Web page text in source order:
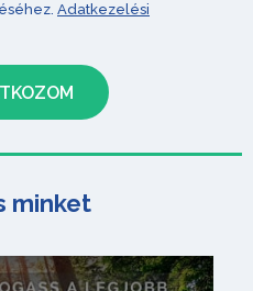
Adatkezelési
minket